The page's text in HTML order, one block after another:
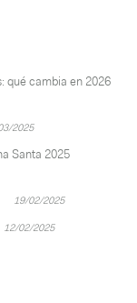
qué cambia en 2026
2025
Santa 2025
19/02/2025
12/02/2025